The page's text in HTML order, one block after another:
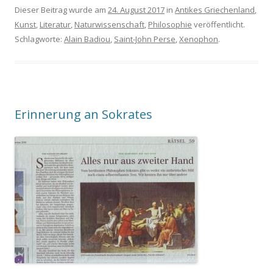
Dieser Beitrag wurde am 24. August 2017 in Antikes Griechenland,
Kunst, Literatur, Naturwissenschaft, Philosophie veröffentlicht.
Schlagworte: Alain Badiou, Saint-John Perse,Xenophon.
Erinnerung an Sokrates